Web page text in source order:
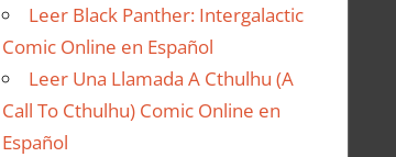
Leer Black Panther: Intergalactic
Comic Online en Español
Leer Una Llamada A Cthulhu (A
Call To Cthulhu) Comic Online en
Español